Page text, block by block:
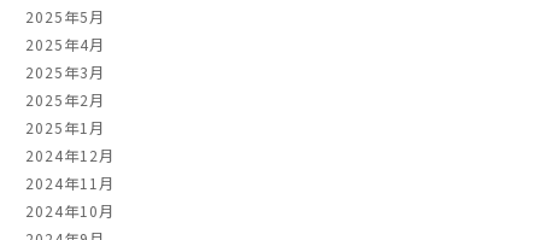
2025年5月
2025年4月
2025年3月
2025年2月
2025年1月
2024年12月
2024年11月
2024年10月